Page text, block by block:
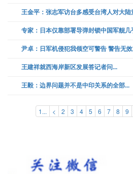
王金平：张志军访台多感受台湾人对大陆
专家：日本仅靠部署导弹封锁中国军舰几
尹卓：日军机侵犯我领空可警告 警告无
王建祥就西海岸新区发展答记者问...
王毅：边界问题并不是中印关系的全部...
1... < 2 3 4 5 6 7 8 9